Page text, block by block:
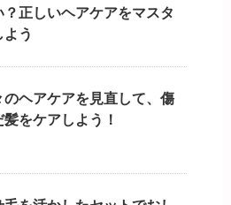
？正しいヘアケアをマスタ
よう
のヘアケアを見直して、傷
髪をケアしよう！